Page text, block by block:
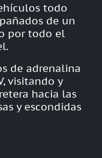
todo
de un
por todo el
de adrenalina
visitando y
hacia las
y escondidas